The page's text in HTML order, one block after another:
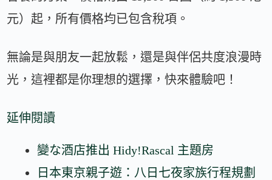
元）起，所有價格均已包含稅項。
無論是與朋友一起放鬆，還是與伴侶共度浪漫時
光，這裡都是你理想的選擇，快來體驗吧！
延伸閱讀
變な酒店推出 Hidy!Rascal 主題房
日本東京親子遊：八日七夜家族行程規劃